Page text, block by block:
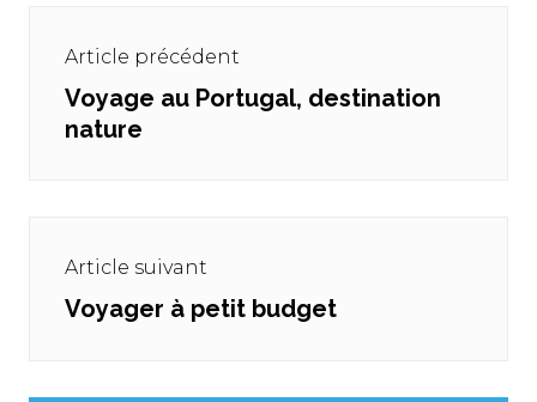
l’articleArticle précédent
Previous
post:
Voyage au Portugal, destination
nature
Article suivant
Next
Voyager à petit budget